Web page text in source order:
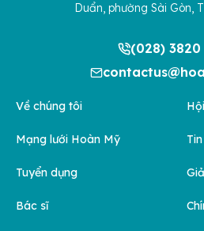
Duẩn, phường Sài Gòn,
(028) 3820
Về chúng tôi
Mạng lưới Hoàn Mỹ
Tuyển dụng
Bác sĩ